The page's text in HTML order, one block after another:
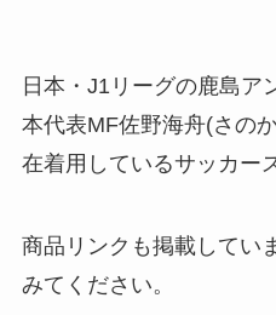
日本・J1リーグの鹿島ア
本代表MF佐野海舟(さの
在着用しているサッカー
商品リンクも掲載してい
みてください。